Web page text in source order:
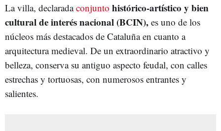
La villa, declaradaconjunto histórico-artístico y bien
cultural de interés nacional (BCIN), es uno de los
núcleos más destacados de Cataluña en cuanto a
arquitectura medieval. De un extraordinario atractivo y
belleza, conserva su antiguo aspecto feudal, con calles
estrechas y tortuosas, con numerosos entrantes y
salientes.